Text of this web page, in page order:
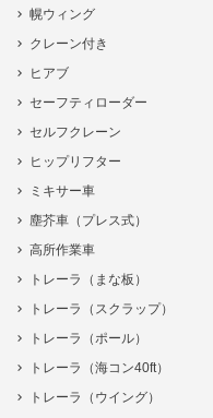
幌ウィング
クレーン付き
ヒアブ
セーフティローダー
セルフクレーン
ヒップリフター
ミキサー車
塵芥車（プレス式）
高所作業車
トレーラ（まな板）
トレーラ（スクラップ）
トレーラ（ポール）
トレーラ（海コン40ft）
トレーラ（ウイング）